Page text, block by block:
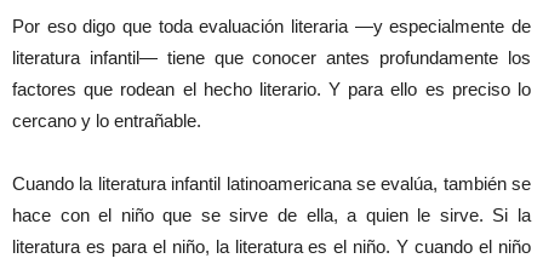
Por eso digo que toda evaluación literaria —y especialmente de
literatura infantil— tiene que conocer antes profundamente los
factores que rodean el hecho literario. Y para ello es preciso lo
cercano y lo entrañable.
Cuando la literatura infantil latinoamericana se evalúa, también se
hace con el niño que se sirve de ella, a quien le sirve. Si la
literatura es para el niño, la literatura es el niño. Y cuando el niño